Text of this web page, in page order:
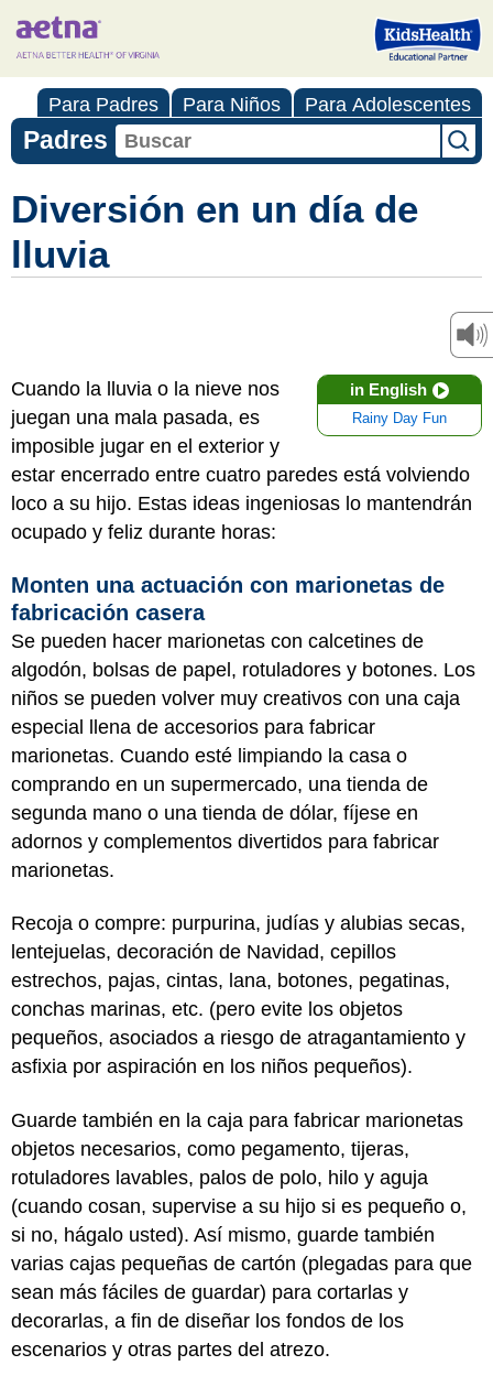
Para Padres Para Niños Para Adolescentes
Padres
Diversión en un día de
lluvia
in English
Rainy Day Fun
Cuando la lluvia o la nieve nos
juegan una mala pasada, es
imposible jugar en el exterior y
estar encerrado entre cuatro paredes está volviendo
loco a su hijo. Estas ideas ingeniosas lo mantendrán
ocupado y feliz durante horas:
Monten una actuación con marionetas de
fabricación casera
Se pueden hacer marionetas con calcetines de
algodón, bolsas de papel, rotuladores y botones. Los
niños se pueden volver muy creativos con una caja
especial llena de accesorios para fabricar
marionetas. Cuando esté limpiando la casa o
comprando en un supermercado, una tienda de
segunda mano o una tienda de dólar, fíjese en
adornos y complementos divertidos para fabricar
marionetas.
Recoja o compre: purpurina, judías y alubias secas,
lentejuelas, decoración de Navidad, cepillos
estrechos, pajas, cintas, lana, botones, pegatinas,
conchas marinas, etc. (pero evite los objetos
pequeños, asociados a riesgo de atragantamiento y
asfixia por aspiración en los niños pequeños).
Guarde también en la caja para fabricar marionetas
objetos necesarios, como pegamento, tijeras,
rotuladores lavables, palos de polo, hilo y aguja
(cuando cosan, supervise a su hijo si es pequeño o,
si no, hágalo usted). Así mismo, guarde también
varias cajas pequeñas de cartón (plegadas para que
sean más fáciles de guardar) para cortarlas y
decorarlas, a fin de diseñar los fondos de los
escenarios y otras partes del atrezo.